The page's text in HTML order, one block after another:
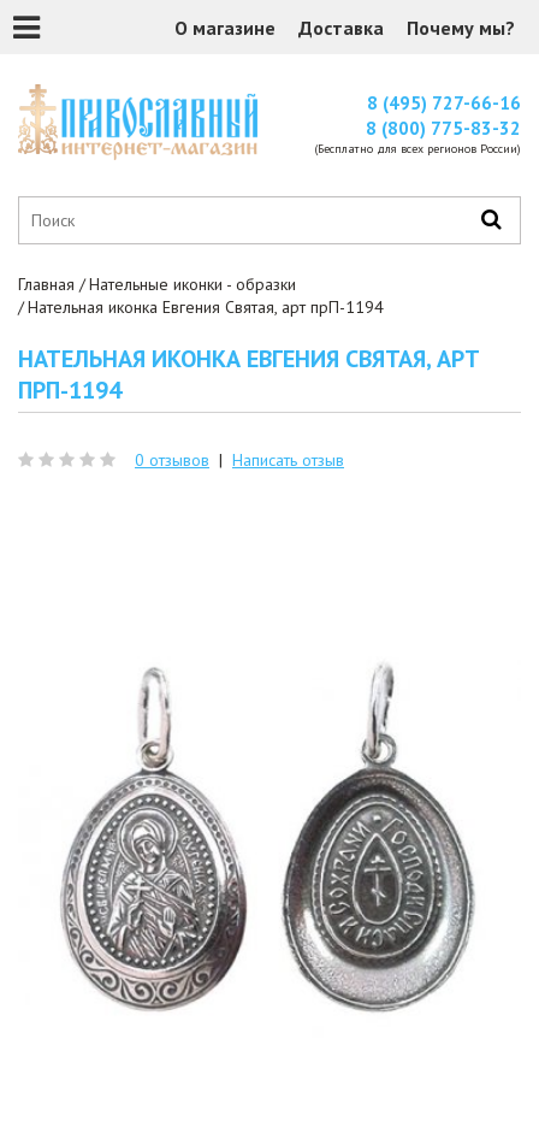
О магазине Доставка Почему мы?
8 (495) 727-66-16
8 (800) 775-83-32
(Бесплатно для всех регионов России)
Главная
Нательные иконки - образки
Нательная иконка Евгения Святая, арт прП-1194
НАТЕЛЬНАЯ ИКОНКА ЕВГЕНИЯ СВЯТАЯ, АРТ
ПРП-1194
0 отзывов | Написать отзыв